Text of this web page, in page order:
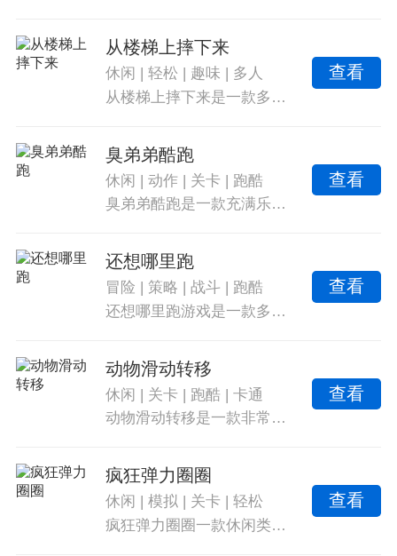
从楼梯上摔下来
休闲 |轻松 趣味
多人
从楼梯上摔下来是一款多人乱斗竞技游戏，你将操控一个橡皮人参与下楼梯比赛。想要速度快，可以尝试直接从交叉位置跳下，但要小心别跳进水里。这款游戏有趣的橡皮人形象和新颖的姿势令人印象深刻，你需要努力掌握技巧，迅速到达终点。游戏免费畅玩，无需花费一分钱，简单的一键控制让你轻松享受休闲时光。精致的3D图形和趣味背景音乐提供更优秀的游戏体验。只需要一根手指就能控制角色，适合所有年龄段的玩家。与其他玩家一起竞赛，比比看谁能先到达终点。游戏中还有捷径供你寻找，但小心保持平衡，避免跌倒影响速度。轻松滑动屏幕，让橡皮人从螺旋楼梯上滚下，争取尽快到达终点。使用各种道具助推器，完成惊险的比赛，击败对手赢得荣誉。
查看
臭弟弟酷跑
休闲 |动作 | 关卡 | 跑酷
臭弟弟酷跑是一款充满乐趣的休闲跑酷游戏。游戏以清新简约的画面打造了多种丰富玩法，让玩家体验到耳目一新的感觉。无需联网即可畅玩，每次玩都能获得不同的感受。挑战自我，打破记录，向目标迈进。游戏提供多种皮肤角色可供选择，每种皮肤都有不同的表情。除了丰富的游戏礼包，还有很多顶级的关卡和道具等待你来发现。每个角色的跑酷动作和技能各不相同，用最简单的连续跳跃方式跑过困难的地形。任何人都可以轻松上手，享受到游戏带来的乐趣。不论是初学者还是老玩家，都可以在这里找到属于自己的游戏乐趣。
查看
还想哪里跑
冒险 |策略 |战斗
跑酷
还想哪里跑游戏是一款多人冒险竞技跑酷游戏。在游戏中，玩家将控制自己的角色在地图上奔跑，并与其他玩家展开竞技对决。通过灵活的操控，保持领先并克服各种障碍，快速到达终点，完成任务挑战，赢取丰厚奖励。游戏提供多样的地图供玩家挑战，每个地图都有不同的难度，让玩家挑战自我并获得新成就。全球玩家同场竞速，实时对战带来心跳加速的乐趣。玩家还可以解锁各种角色，搭配特色装备展现独特风采。赛道上布满未知陷阱与加速带，每次比赛都是全新的挑战。角色自带专属技能，玩家可以合理运用策略与时机的选择，实现反败为胜。游戏中还提供语音聊天功能，玩家可以与队友紧密协作，或向对手发起友好挑衅。参与赛季竞赛，冲击排行榜，赢取限量皮肤、道具等丰厚奖励。玩家可以单排挑战自我极限，或与好友组队，共同展开冒险之旅。利用精确的操作躲避障碍，收集金币与能量，升级角色能力和装备性能，提升竞争优势。游戏拥有色彩鲜明的画面，流畅的动画，带来视觉享受与出色的操作手感。平衡的对战机制确保了公平竞争，决定胜负的是技术和策略。每个角色都是独特的，拥有个性以及背景故事，让玩家任意选择。
查看
动物滑动转移
休闲 | 关卡 | 跑酷 |卡通
动物滑动转移是一款非常有趣的休闲跑酷类闯关游戏。在游戏中，玩家需要控制可爱的小动物进行变形跑酷，克服各种障碍来挑战果冻动物的大小，从而通过关卡。游戏拥有精美的画面和生动的音效，同时还有多个不同的关卡和挑战等待玩家的探索。玩家需要通过滑动屏幕来控制动物移动，并且避开障碍物和陷阱。游戏具有简约卡通的画风，创新的跑酷玩法，收集宝石和道具的乐趣，以及多达30种酷萌的果冻动物可供收集。轻松欢快的游戏背景音乐也能为玩家带来沉浸式的体验。游戏还支持社交功能，玩家可以邀请朋友一起玩游戏，并与他们互动交流。不妨来尝试一下这款画风Q萌可爱的休闲趣味游戏，感受不一样的游戏体验吧。
查看
疯狂弹力圈圈
休闲 |模拟 | 关卡 |轻松
疯狂弹力圈圈一款休闲类游戏，该游戏中有各种不同的转圈圈的玩法，玩家可以通过顺利通关来感受乐趣。与此在游戏中还有丰富多样的关卡和任务，可以获得丰厚的奖励，并带来优秀的视觉效果。游戏中的关卡也会不断更新，保证玩家的游戏体验。
查看